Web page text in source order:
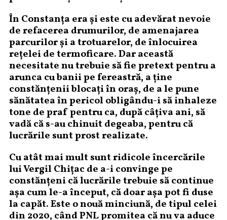
În Constanța era și este cu adevărat nevoie
de refacerea drumurilor, de amenajarea
parcurilor și a trotuarelor, de înlocuirea
rețelei de termoficare. Dar această
necesitate nu trebuie să fie pretext pentru a
arunca cu banii pe fereastră, a ține
constănțenii blocați în oraș, de a le pune
sănătatea în pericol obligându-i să inhaleze
tone de praf pentru ca, după câțiva ani, să
vadă că s-au chinuit degeaba, pentru că
lucrările sunt prost realizate.
Cu atât mai mult sunt ridicole încercările
lui Vergil Chițac de a-i convinge pe
constănțeni că lucrările trebuie să continue
așa cum le-a început, că doar așa pot fi duse
la capăt. Este o nouă minciună, de tipul celei
din 2020, când PNL promitea că nu va aduce